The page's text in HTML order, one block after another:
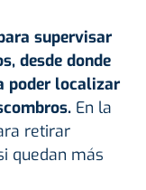
supervisar
desde donde
poder localizar
En la
retirar
quedan más